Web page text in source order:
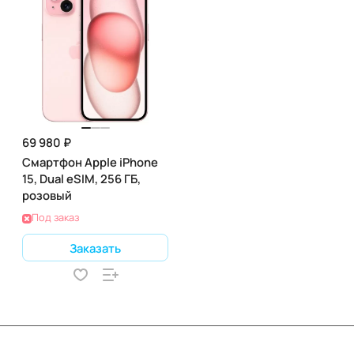
69 980 ₽
Смартфон Apple iPhone
15, Dual eSIM, 256 ГБ,
розовый
Под заказ
Заказать